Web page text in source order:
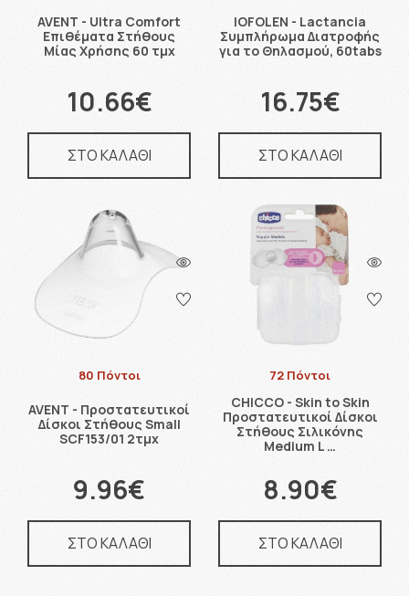
AVENT - Ultra Comfort
Επιθέματα Στήθους
Μίας Χρήσης 60 τμχ
10.66€
ΣΤΟ ΚΑΛΑΘΙ
IOFOLEN - Lactancia
Συμπλήρωμα Διατροφής
για το Θηλασμού, 60tabs
16.75€
ΣΤΟ ΚΑΛΑΘΙ
80 Πόντοι
AVENT - Προστατευτικοί
Δίσκοι Στήθους Small
SCF153/01 2τμχ
9.96€
ΣΤΟ ΚΑΛΑΘΙ
72 Πόντοι
CHICCO - Skin to Skin
Προστατευτικοί Δίσκοι
Στήθους Σιλικόνης
Medium L …
8.90€
ΣΤΟ ΚΑΛΑΘΙ